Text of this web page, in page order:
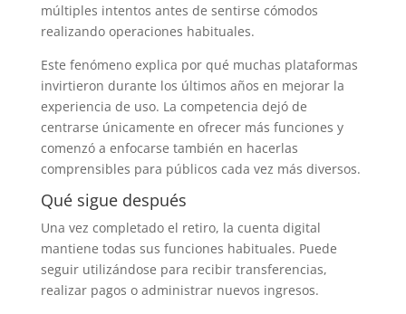
múltiples intentos antes de sentirse cómodos
realizando operaciones habituales.
Este fenómeno explica por qué muchas plataformas
invirtieron durante los últimos años en mejorar la
experiencia de uso. La competencia dejó de
centrarse únicamente en ofrecer más funciones y
comenzó a enfocarse también en hacerlas
comprensibles para públicos cada vez más diversos.
Qué sigue después
Una vez completado el retiro, la cuenta digital
mantiene todas sus funciones habituales. Puede
seguir utilizándose para recibir transferencias,
realizar pagos o administrar nuevos ingresos.